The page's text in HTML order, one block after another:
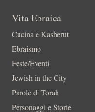
Vita Ebraica
Cucina e Kasherut
Ebraismo
Feste/Eventi
Jewish in the City
Parole di Torah
Personaggi e Storie